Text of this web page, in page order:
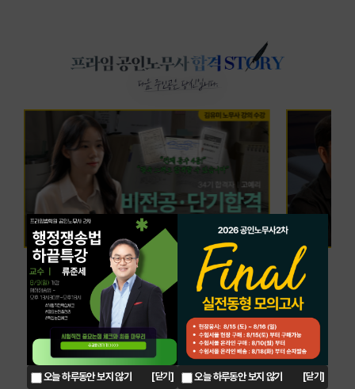
오늘 하루동안 보지 않기 [닫기] 오늘 하루동안 보지 않기 [닫기]